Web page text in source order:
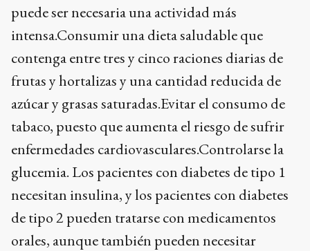
puede ser necesaria una actividad más
intensa.Consumir una dieta saludable que
contenga entre tres y cinco raciones diarias de
frutas y hortalizas y una cantidad reducida de
azúcar y grasas saturadas.Evitar el consumo de
tabaco, puesto que aumenta el riesgo de sufrir
enfermedades cardiovasculares.Controlarse la
glucemia. Los pacientes con diabetes de tipo 1
necesitan insulina, y los pacientes con diabetes
de tipo 2 pueden tratarse con medicamentos
orales, aunque también pueden necesitar